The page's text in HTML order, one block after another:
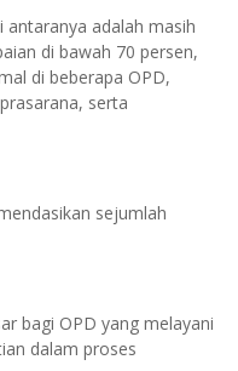
adalah masih
di bawah 70 persen,
di beberapa OPD,
serta
sejumlah
bagi OPD yang melayani
dalam proses